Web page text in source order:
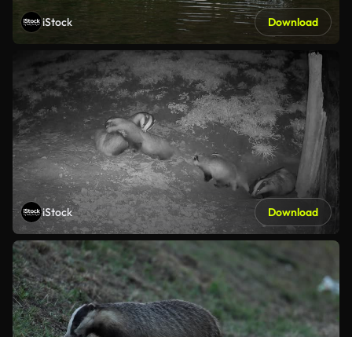
iStock Download
iStock Download